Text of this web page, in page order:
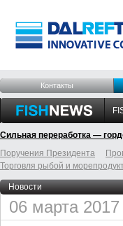
Контакты
Сильная переработка —
Поручения Президента
Торговля рыбой и
Новости
06 марта 2017